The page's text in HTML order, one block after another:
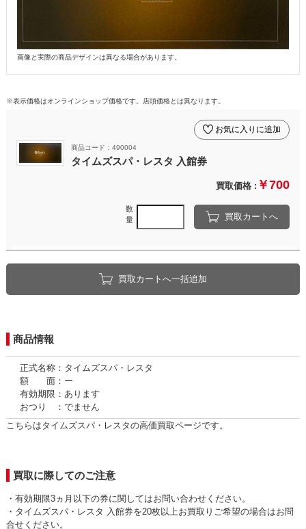
画像と実際の商品デザインは異なる場合があります。
※表示価格はオンラインショップ価格です。店頭価格とは異なります。
商品コード：490004
タイムズスパ・レスタ 入館券
お気に入りに追加
買取価格 : ￥700
数
量
買取カートへ
買取カートへ一括追加
商品情報
正式名称：タイムズスパ・レスタ
額 面：ー
有効期限：あります
おつり ：でません
こちらはタイムズスパ・レスタの高価買取ページです。
買取に際してのご注意
・有効期限3ヵ月以下の券に関してはお問い合わせください。
・タイムズスパ・レスタ 入館券を20枚以上お買取りご希望の場合はお問
合せください。